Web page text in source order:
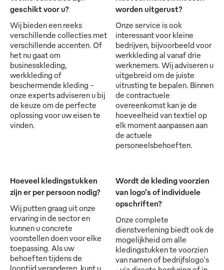
geschikt voor u?
Wij bieden een reeks
verschillende collecties met
verschillende accenten. Of
het nu gaat om
businesskleding,
werkkleding of
beschermende kleding -
onze experts adviseren u bij
de keuze om de perfecte
oplossing voor uw eisen te
vinden.
worden uitgerust?
Onze service is ook
interessant voor kleine
bedrijven, bijvoorbeeld voor
werkkleding al vanaf drie
werknemers. Wij adviseren u
uitgebreid om de juiste
uitrusting te bepalen. Binnen
de contractuele
overeenkomst kan je de
hoeveelheid van textiel op
elk moment aanpassen aan
de actuele
personeelsbehoeften.
Hoeveel kledingstukken
zijn er per persoon nodig?
Wij putten graag uit onze
ervaring in de sector en
kunnen u concrete
voorstellen doen voor elke
toepassing. Als uw
behoeften tijdens de
looptijd veranderen, kunt u
Wordt de kleding voorzien
van logo's of individuele
opschriften?
Onze complete
dienstverlening biedt ook de
mogelijkheid om alle
kledingstukken te voorzien
van namen of bedrijfslogo's